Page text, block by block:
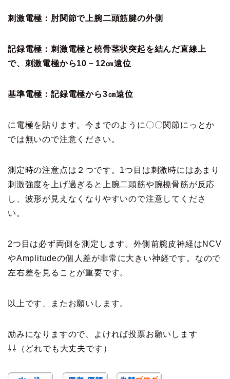
刺激電極：肘関節で上腕二頭筋腱の外側
記録電極：刺激電極と橈骨茎状突起を結んだ直線上
で、刺激電極から10－12㎝遠位
基準電極：記録電極から3㎝遠位
に電極を貼ります。今までのように〇〇関節にっとか
では無いので注意ください。
測定時の注意点は２つです。1つ目は刺激時にはあまり
刺激強度を上げ過ぎると上腕二頭筋や腕橈骨筋が反応
し、波形が見えなくなりやすいので注意してくださ
い。
2つ目は必ず両側を測定します。外側前腕皮神経はNCV
やAmplitudeの個人差が非常に大きい神経です。なので
左右差を見ることが重要です。
以上です、またお願いします。
励みになりますので、よければ投票お願いします
⇩⇩（どれでも大丈夫です）